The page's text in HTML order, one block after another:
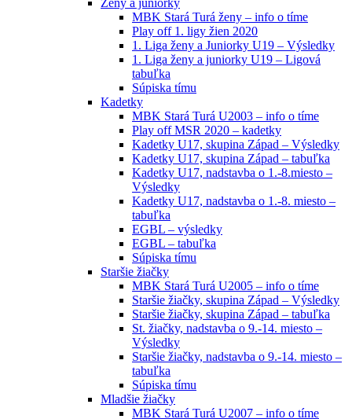
MBK Stará Turá ženy – info o tíme
Play off 1. ligy žien 2020
1. Liga ženy a Juniorky U19 – Výsledky
1. Liga ženy a juniorky U19 – Ligová
tabuľka
Súpiska tímu
Kadetky
MBK Stará Turá U2003 – info o tíme
Play off MSR 2020 – kadetky
Kadetky U17, skupina Západ – Výsledky
Kadetky U17, skupina Západ – tabuľka
Kadetky U17, nadstavba o 1.-8.miesto –
Výsledky
Kadetky U17, nadstavba o 1.-8. miesto –
tabuľka
EGBL – výsledky
EGBL – tabuľka
Súpiska tímu
Staršie žiačky
MBK Stará Turá U2005 – info o tíme
Staršie žiačky, skupina Západ – Výsledky
Staršie žiačky, skupina Západ – tabuľka
St. žiačky, nadstavba o 9.-14. miesto –
Výsledky
Staršie žiačky, nadstavba o 9.-14. miesto –
tabuľka
Súpiska tímu
Mladšie žiačky
MBK Stará Turá U2007 – info o tíme